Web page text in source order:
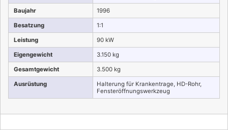
Baujahr 1996
Besatzung 1:1
Leistung 90 kW
Eigengewicht 3.150 kg
Gesamtgewicht 3.500 kg
Ausrüstung
Halterung für Krankentrage, HD-Rohr,
Fensteröffnungswerkzeug